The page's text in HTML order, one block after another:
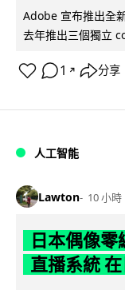
Adobe 宣布推出全
去年推出三個獨立
1 ↗ 分享
人工智能
Lawton 10 小時
日本偶像
直播系統